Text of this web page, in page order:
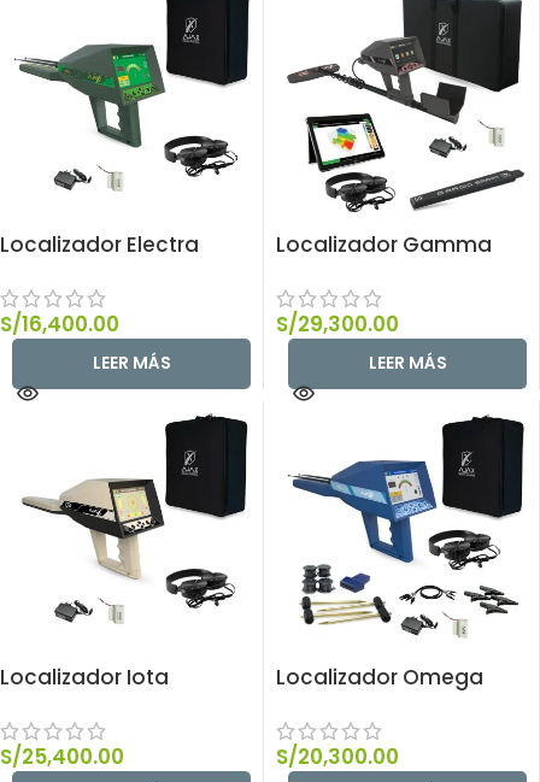
Localizador Electra
S/16,400.00
LEER MÁS
Localizador Gamma
S/29,300.00
LEER MÁS
Localizador Iota
S/25,400.00
Localizador Omega
S/20,300.00